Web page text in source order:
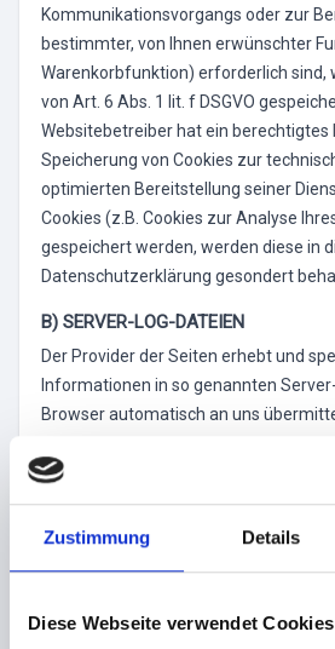
Zustimmung Details
Diese Webseite verwendet Cookies
Kommunikationsvorgangs oder zur
bestimmter, von Ihnen erwünschter
Warenkorbfunktion) erforderlich sind,
von Art. 6 Abs. 1 lit. f DSGVO
Websitebetreiber hat ein berechtigtes
Speicherung von Cookies zur
optimierten Bereitstellung seiner
Cookies (z.B. Cookies zur Analyse
gespeichert werden, werden diese in
Datenschutzerklärung gesondert
B) SERVER-LOG-DATEIEN
Der Provider der Seiten erhebt und
Informationen in so genannten
Browser automatisch an uns
IP-Adresse